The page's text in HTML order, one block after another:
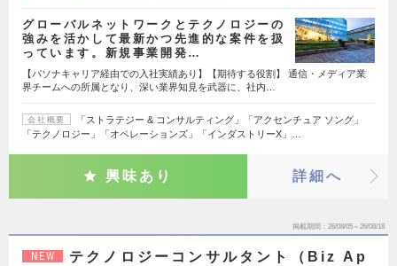
グローバルネットワークとテクノロジーの
強みを活かして最新かつ先進的な案件を扱
っています。新規事業開発…
【パソナキャリア経由での入社実績あり】【期待する役割】 通信・メディア業
界チームへの所属となり、深い業界知見を武器に、社内…
会社概要
「ストラテジー & コンサルティング」「アクセンチュア ソング」
「テクノロジー」「オペレーションズ」「インダストリーX」…
興味あり 詳細へ
掲載期間 26/08/05～26/08/18
NEW
テクノロジーコンサルタント（Biz Ap